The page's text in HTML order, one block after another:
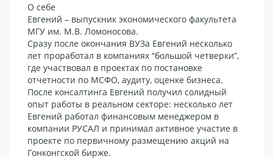
О себе
Евгений – выпускник экономического факультета
МГУ им. М.В. Ломоносова.
Сразу после окончания ВУЗа Евгений несколько
лет проработал в компаниях “большой четверки”,
где участвовал в проектах по постановке
отчетности по МСФО, аудиту, оценке бизнеса.
После консалтинга Евгений получил солидный
опыт работы в реальном секторе: несколько лет
Евгений работал финансовым менеджером в
компании РУСАЛ и принимал активное участие в
проекте по первичному размещению акций на
Гонконгской бирже.